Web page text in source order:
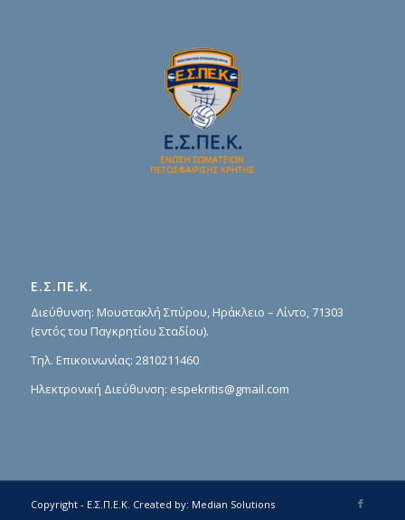
Ε.Σ.ΠΕ.Κ.
Διεύθυνση: Μουστακλή Σπύρου, Ηράκλειο – Λίντο, 71303
(εντός του Παγκρητίου Σταδίου).
Τηλ. Επικοινωνίας: 2810211460
Ηλεκτρονική Διεύθυνση: espekritis@gmail.com
Copyright - Ε.Σ.Π.Ε.Κ. Created by: Median Solutions